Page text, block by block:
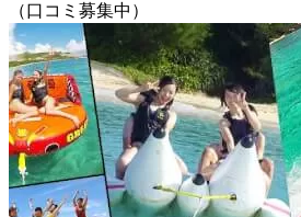
（口コミ募集中）